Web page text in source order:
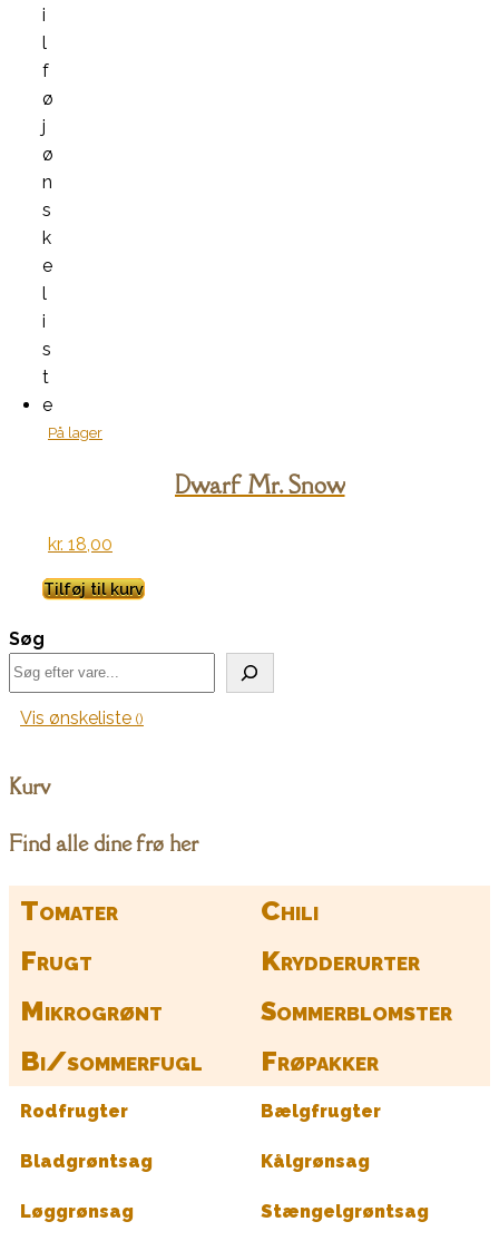
i
l
f
ø
j
ø
n
s
k
e
l
i
s
t
e
På lager
Dwarf Mr. Snow
kr. 18,00
Tilføj til kurv
Søg
Vis ønskeliste
Kurv
Find alle dine frø her
Tomater
Chili
Frugt
Krydderurter
Mikrogrønt
Sommerblomster
Bi/sommerfugl
Frøpakker
Rodfrugter Bælgfrugter
Bladgrøntsag Kålgrønsag
Løggrønsag Stængelgrøntsag